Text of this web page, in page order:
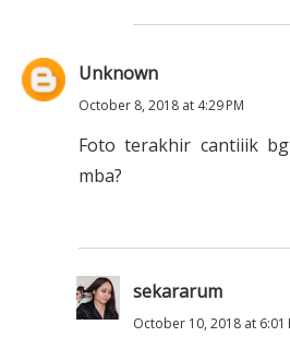
Unknown
October 8, 2018 at 4:29 PM
Foto terakhir cantiiik
mba?
sekararum
October 10, 2018 at 6:01